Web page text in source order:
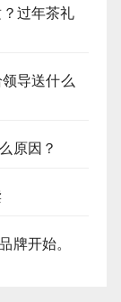
过年茶礼
导送什么
原因？
牌开始。